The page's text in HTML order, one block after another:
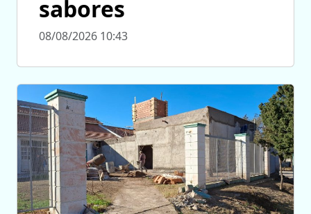
sabores
08/08/2026 10:43